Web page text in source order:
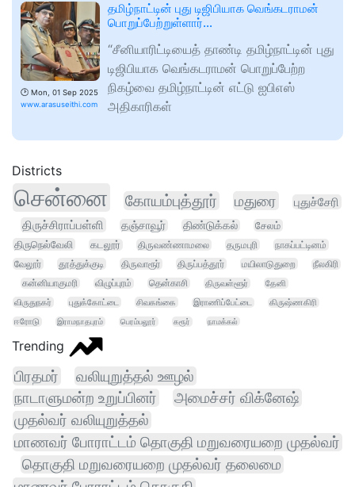
🕑 Mon, 01 Sep 2025
www.arasuseithi.com
தமிழ்நாட்டின் புது டிஜிபியாக வெங்கடராமன்
பொறுப்பேற்றுள்ளார்…
“சீனியாரிட்டியைத் தாண்டி தமிழ்நாட்டின் புது
டிஜிபியாக வெங்கடராமன் பொறுப்பேற்ற
நிகழ்வை தமிழ்நாட்டின் எட்டு ஐபிஎஸ்
அதிகாரிகள்
Districts
சென்னை கோயம்புத்தூர் மதுரை
புதுச்சேரி
திருச்சிராப்பள்ளி
தஞ்சாவூர் திண்டுக்கல்
சேலம்
திருநெல்வேலி
கடலூர் திருவண்ணாமலை தருமபுரி
நாகப்பட்டினம்
வேலூர்
தூத்துக்குடி திருவாரூர் திருப்பத்தூர் மயிலாடுதுறை
நீலகிரி
கன்னியாகுமரி
விழுப்புரம் தென்காசி திருவள்ளூர்
தேனி
விருதுநகர்
புதுக்கோட்டை சிவகங்கை இராணிப்பேட்டை
கிருஷ்ணகிரி
ஈரோடு
இராமநாதபுரம் பெரம்பலூர் கரூர் நாமக்கல்
Trending
பிரதமர் வலியுறுத்தல் ஊழல்
நாடாளுமன்ற உறுப்பினர்
அமைச்சர் விக்னேஷ்
முதல்வர் வலியுறுத்தல்
மாணவர் போராட்டம் தொகுதி மறுவரையறை முதல்வர்
தொகுதி மறுவரையறை முதல்வர் தலைமை